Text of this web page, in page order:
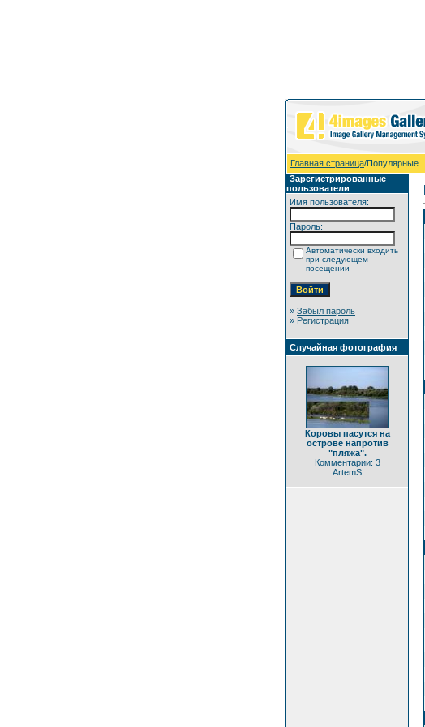
Главная страница/Популярные
Зарегистрированные
пользователи
Имя пользователя:
Пароль:
Автоматически входить
при следующем
посещении
» Забыл пароль
» Регистрация
Случайная фотография
Коровы пасутся на
острове напротив
"пляжа".
Комментарии: 3
ArtemS